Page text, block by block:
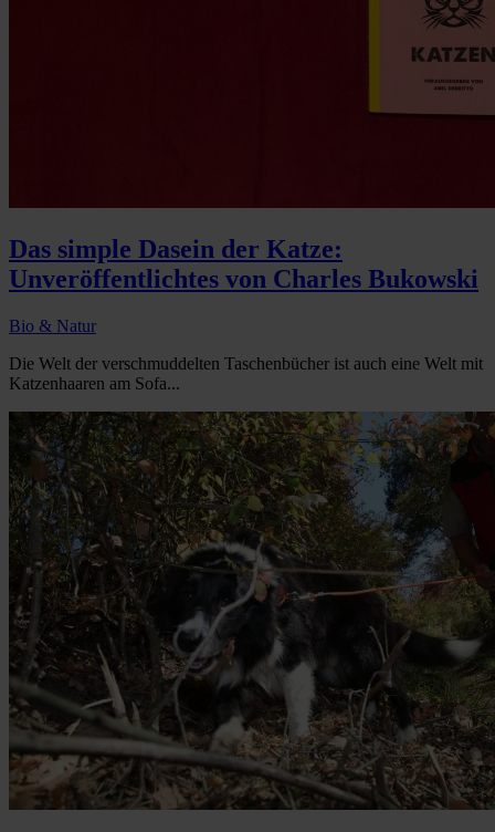
Das simple Dasein der Katze:
Unveröffentlichtes von Charles Bukowski
Bio & Natur
Die Welt der verschmuddelten Taschenbücher ist auch eine Welt mit
Katzenhaaren am Sofa...